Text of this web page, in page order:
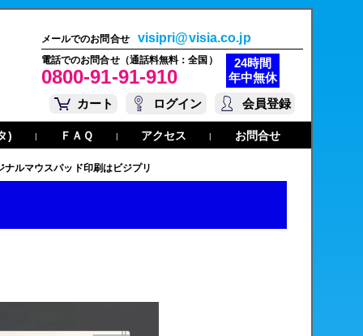
メールでのお問合せ visipri@visia.co.jp
電話でのお問合せ（通話料無料：全国）
0800-91-91-910
24時間
年中無休
カート
ログイン 会員登録
) | ＦＡＱ | アクセス | お問合せ
ナルマウスパッド印刷はビジプリ